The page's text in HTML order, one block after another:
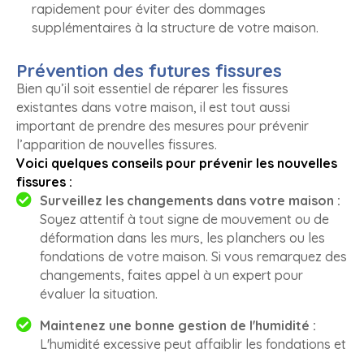
rapidement pour éviter des dommages
supplémentaires à la structure de votre maison.
Prévention des futures fissures
Bien qu’il soit essentiel de réparer les fissures
existantes dans votre maison, il est tout aussi
important de prendre des mesures pour prévenir
l’apparition de nouvelles fissures.
Voici quelques conseils pour prévenir les nouvelles
fissures :
Surveillez les changements dans votre maison :
Soyez attentif à tout signe de mouvement ou de
déformation dans les murs, les planchers ou les
fondations de votre maison. Si vous remarquez des
changements, faites appel à un expert pour
évaluer la situation.
Maintenez une bonne gestion de l'humidité :
L'humidité excessive peut affaiblir les fondations et